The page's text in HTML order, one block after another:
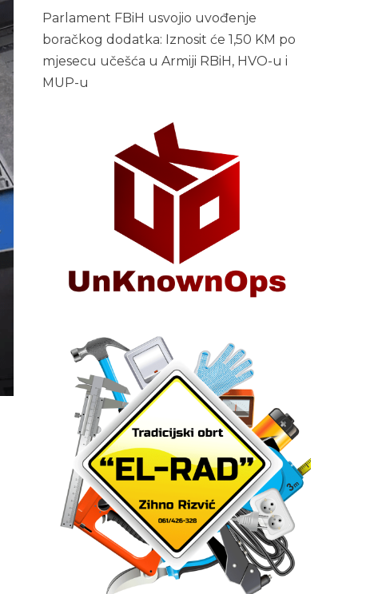
Parlament FBiH usvojio uvođenje
boračkog dodatka: Iznosit će 1,50 KM po
mjesecu učešća u Armiji RBiH, HVO-u i
MUP-u